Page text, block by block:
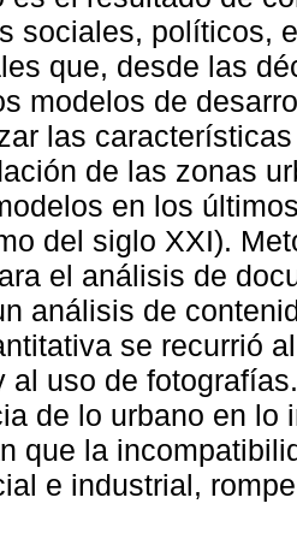
sociales, políticos,
que, desde las
modelos de
las
de las zonas
en los
del siglo XXI).
el análisis de
análisis de
se recurrió
al uso de
de lo urbano en lo
que la
e industrial,